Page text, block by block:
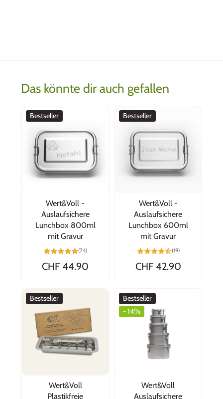
Das könnte dir auch gefallen
Bestseller
Wert&Voll -
Auslaufsichere
Lunchbox 800ml
mit Gravur
(74)
CHF 44.90
Bestseller
Wert&Voll -
Auslaufsichere
Lunchbox 600ml
mit Gravur
(19)
CHF 42.90
Bestseller
Wert&Voll
Plastikfreie
Bestseller
- 14%
Wert&Voll
Auslaufsichere